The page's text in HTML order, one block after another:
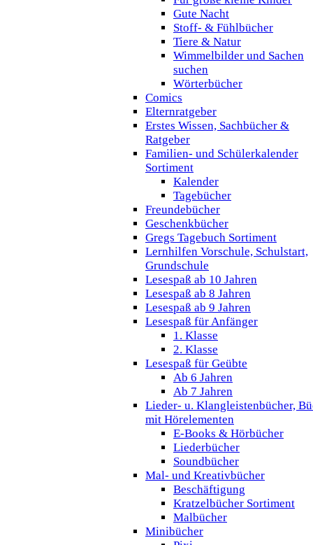
Gute Nacht
Stoff- & Fühlbücher
Tiere & Natur
Wimmelbilder und Sachen
suchen
Wörterbücher
Comics
Elternratgeber
Erstes Wissen, Sachbücher &
Ratgeber
Familien- und Schülerkalender
Sortiment
Kalender
Tagebücher
Freundebücher
Geschenkbücher
Gregs Tagebuch Sortiment
Lernhilfen Vorschule, Schulstart,
Grundschule
Lesespaß ab 10 Jahren
Lesespaß ab 8 Jahren
Lesespaß ab 9 Jahren
Lesespaß für Anfänger
1. Klasse
2. Klasse
Lesespaß für Geübte
Ab 6 Jahren
Ab 7 Jahren
Lieder- u. Klangleistenbücher,
mit Hörelementen
E-Books & Hörbücher
Liederbücher
Soundbücher
Mal- und Kreativbücher
Beschäftigung
Kratzelbücher Sortiment
Malbücher
Minibücher